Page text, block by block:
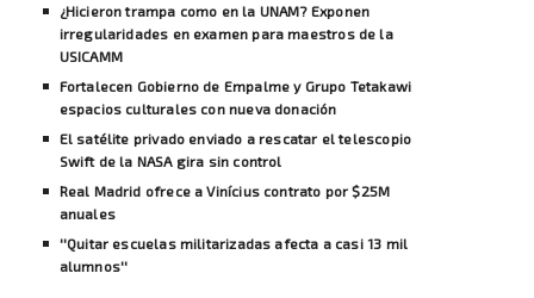
¿Hicieron trampa como en la UNAM? Exponen
irregularidades en examen para maestros de la
USICAMM
Fortalecen Gobierno de Empalme y Grupo Tetakawi
espacios culturales con nueva donación
El satélite privado enviado a rescatar el telescopio
Swift de la NASA gira sin control
Real Madrid ofrece a Vinícius contrato por $25M
anuales
''Quitar escuelas militarizadas afecta a casi 13 mil
alumnos''